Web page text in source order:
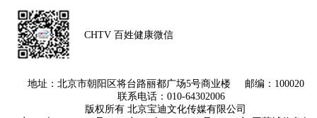
CHTV 百姓健康微信
地址：北京市朝阳区将台路丽都广场5号商业楼 邮编：100020
联系电话：010-64302006
版权所有 北京宝迪文化传媒有限公司